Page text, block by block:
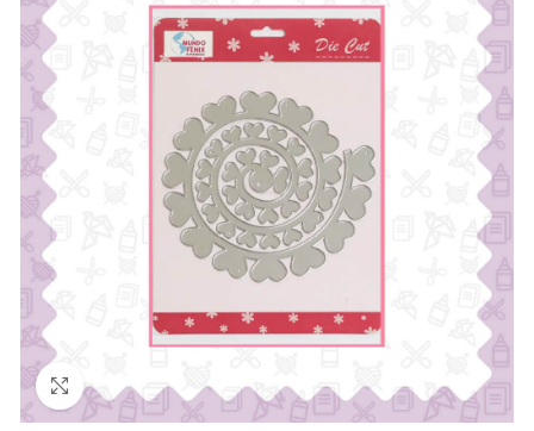
Click para agrandar